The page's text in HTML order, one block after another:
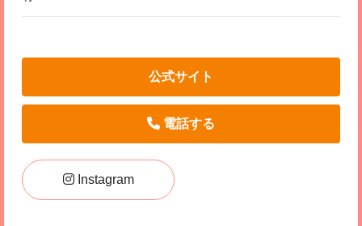
公式サイト
電話する
Instagram